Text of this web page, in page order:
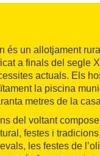
és un allotjament
a finals del segle
actuals. Els
la piscina
metres de la
del voltant
festes i
les festes de